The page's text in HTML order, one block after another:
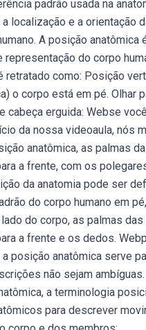
padrão usada na
localização e a orientação
A posição anatômica
representação do corpo
retratado como: Posição
o corpo está em pé. Olhar
cabeça erguida: Webse
da nossa videoaula, nós
anatômica, as palmas
a frente, com os
da anatomia pode ser
do corpo humano em
do corpo, as palmas das
a frente e os dedos.
a posição anatômica serve
não sejam
a terminologia
para descrever